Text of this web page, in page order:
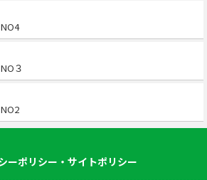
３
ーポリシー・サイトポリシー